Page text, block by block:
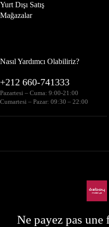
Yurt Dışı Satış
Mağazalar
Nasıl Yardımcı Olabiliriz?
+212 660-741333
Pazartesi – Cuma: 9:00-21:00
Cumartesi – Pazar: 09:30 – 22:00
Ne payez pas une